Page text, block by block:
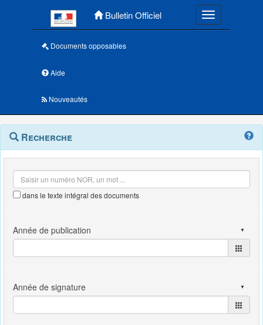
Bulletin Officiel Toggle
Documents opposables
Aide
Nouveautés
Navigation
outils
Menu
contextuel
Recherche
dans le texte intégral des documents